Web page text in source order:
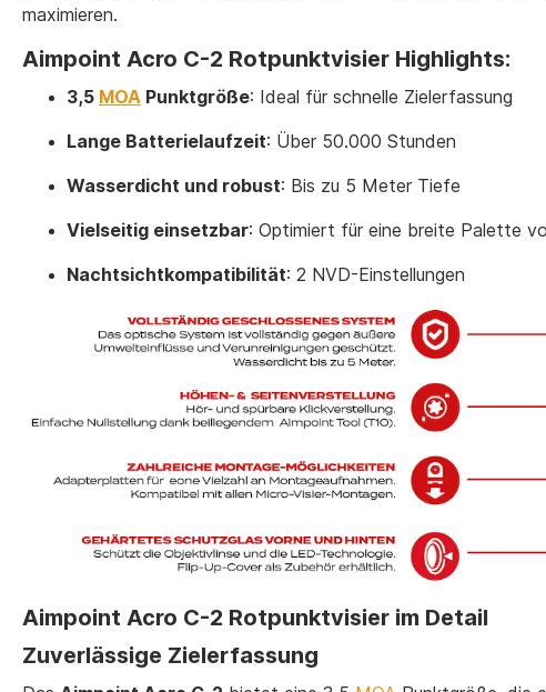
maximieren.
Aimpoint Acro C-2 Rotpunktvisier Highlights:
3,5 MOA Punktgröße: Ideal für schnelle Zielerfassung
Lange Batterielaufzeit: Über 50.000 Stunden
Wasserdicht und robust: Bis zu 5 Meter Tiefe
Vielseitig einsetzbar: Optimiert für eine breite Palette
Nachtsichtkompatibilität: 2 NVD-Einstellungen
Aimpoint Acro C-2 Rotpunktvisier im Detail
Zuverlässige Zielerfassung